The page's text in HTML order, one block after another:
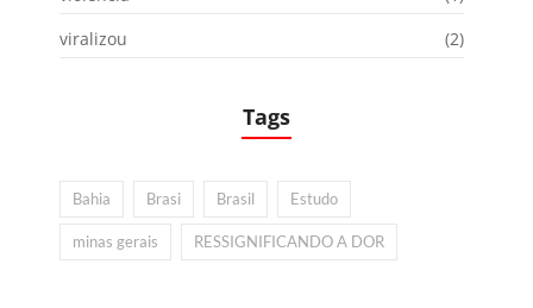
viralizou
(2)
Tags
Bahia Brasi Brasil Estudo
minas gerais RESSIGNIFICANDO A DOR